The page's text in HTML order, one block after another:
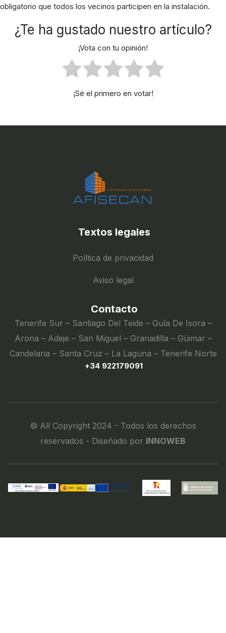
obligatorio que todos los vecinos participen en la instalación.
¿Te ha gustado nuestro artículo?
¡Vota con tu opinión!
¡Sé el primero en votar!
Textos legales
Política de privacidad
Aviso legal
Contacto
Tenerife Sur – Santiago Del Teide – Guía De Isora –
Arona – Adeje – San Miguel – Granadilla – Güimar –
Candelaria – Santa Cruz – La Laguna – Tenerife Norte
+34 922179091
© All Copyright 2024 - Todos los derechos
reservados - Diseñado por INNOWEB